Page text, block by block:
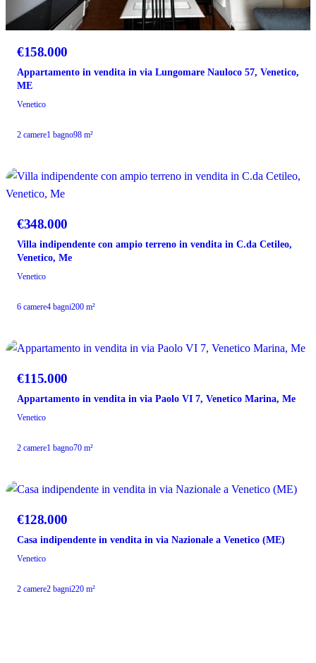
€158.000
Appartamento in vendita in via Lungomare Nauloco 57, Venetico,
ME
Venetico
2 camere1 bagno98 m²
VENDITA
€348.000
Villa indipendente con ampio terreno in vendita in C.da Cetileo,
Venetico, Me
Venetico
6 camere4 bagni200 m²
VENDITA
€115.000
Appartamento in vendita in via Paolo VI 7, Venetico Marina, Me
Venetico
2 camere1 bagno70 m²
€128.000
Casa indipendente in vendita in via Nazionale a Venetico (ME)
Venetico
2 camere2 bagni220 m²